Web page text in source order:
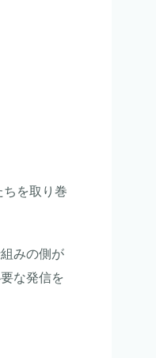
ちを取り巻
みの側が
な発信を